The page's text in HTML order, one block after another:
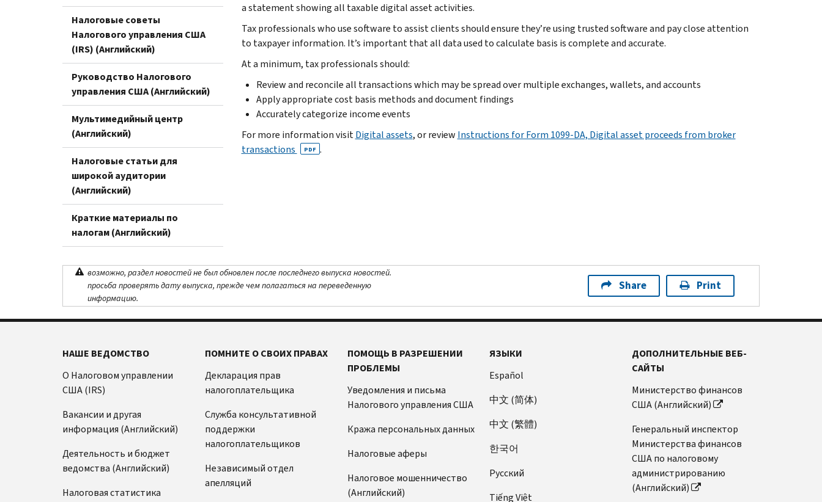
Налоговые советы
Налогового управления США
(IRS) (Английский)
Руководство Налогового
управления США (Английский)
Мультимедийный центр
(Английский)
Налоговые статьи для
широкой аудитории
(Английский)
Краткие материалы по
налогам (Английский)
a statement showing all taxable digital asset activities.
Tax professionals who use software to assist clients should ensure they’re using trusted software and pay close attention
to taxpayer information. It’s important that all data used to calculate basis is complete and accurate.
At a minimum, tax professionals should:
Review and reconcile all transactions which may be spread over multiple exchanges, wallets, and accounts
Apply appropriate cost basis methods and document findings
Accurately categorize income events
For more information visitDigital assets, or review Instructions for Form 1099-DA, Digital asset proceeds from broker
transactions
PDF .
возможно, раздел новостей не был обновлен после последнего выпуска новостей.
просьба проверять дату выпуска, прежде чем полагаться на переведенную
информацию.
Share Print
НАШЕ ВЕДОМСТВО
О Налоговом управлении
США (IRS)
Вакансии и другая
информация (Английский)
Деятельность и бюджет
ведомства (Английский)
Налоговая статистика
ПОМНИТЕ О СВОИХ ПРАВАХ
Декларация прав
налогоплательщика
Служба консультативной
поддержки
налогоплательщиков
Независимый отдел
апелляций
ПОМОЩЬ В РАЗРЕШЕНИИ
ПРОБЛЕМЫ
Уведомления и письма
Налогового управления США
Кража персональных данных
Налоговые аферы
Налоговое мошенничество
(Английский)
ЯЗЫКИ
Español
中文 (简体)
中文 (繁體)
한국어
Pусский
Tiếng Việt
ДОПОЛНИТЕЛЬНЫЕ ВЕБ-
САЙТЫ
Министерство финансов
США (Английский)
Генеральный инспектор
Министерства финансов
США по налоговому
администрированию
(Английский)